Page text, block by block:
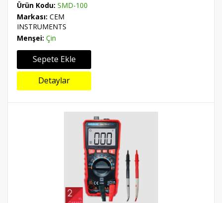
Ürün Kodu: SMD-100
Markası: CEM
INSTRUMENTS
Menşei: Çin
Sepete Ekle
Detaylar